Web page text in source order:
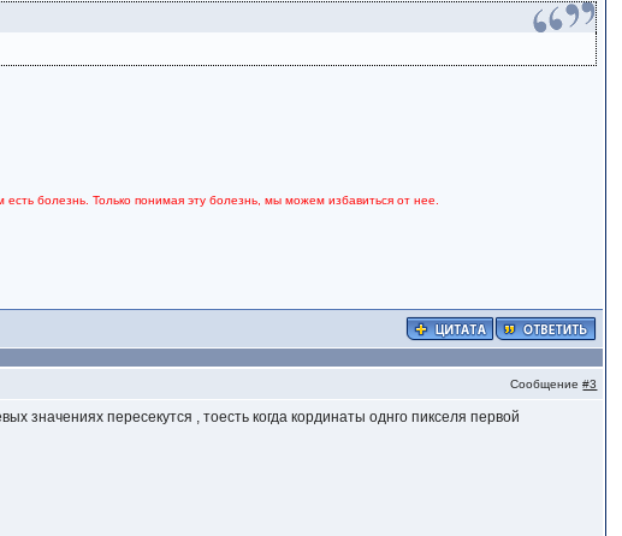
болезнь. Только понимая эту болезнь, мы можем избавиться от нее.
Сообщение#3
значениях пересекутся , тоесть когда кординаты однго пикселя первой